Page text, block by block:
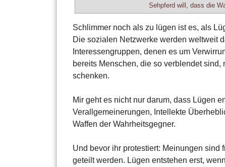
Sehpferd will, dass die
Schlimmer noch als zu lügen ist es, als
Die sozialen Netzwerke werden weltweit
Interessengruppen, denen es um
bereits Menschen, die so verblendet
schenken.
Mir geht es nicht nur darum, dass Lügen
Verallgemeinerungen, Intellekte
Waffen der Wahrheitsgegner.
Und bevor ihr protestiert: Meinungen sind
geteilt werden. Lügen entstehen erst,